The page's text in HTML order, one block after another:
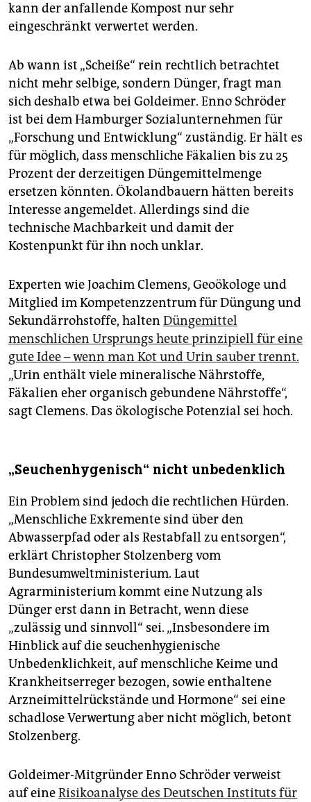
kann der anfallende Kompost nur sehr
eingeschränkt verwertet werden.
Ab wann ist „Scheiße“ rein rechtlich betrachtet
nicht mehr selbige, sondern Dünger, fragt man
sich deshalb etwa bei Goldeimer. Enno Schröder
ist bei dem Hamburger Sozialunternehmen für
„Forschung und Entwicklung“ zuständig. Er hält es
für möglich, dass menschliche Fäkalien bis zu 25
Prozent der derzeitigen Düngemittelmenge
ersetzen könnten. Ökolandbauern hätten bereits
Interesse angemeldet. Allerdings sind die
technische Machbarkeit und damit der
Kostenpunkt für ihn noch unklar.
Experten wie Joachim Clemens, Geoökologe und
Mitglied im Kompetenzzentrum für Düngung und
Sekundärrohstoffe, halten Düngemittel
menschlichen Ursprungs heute prinzipiell für eine
gute Idee – wenn man Kot und Urin sauber trennt.
„Urin enthält viele mineralische Nährstoffe,
Fäkalien eher organisch gebundene Nährstoffe“,
sagt Clemens. Das ökologische Potenzial sei hoch.
„Seuchenhygenisch“ nicht unbedenklich
Ein Problem sind jedoch die rechtlichen Hürden.
„Menschliche Exkremente sind über den
Abwasserpfad oder als Restabfall zu entsorgen“,
erklärt Christopher Stolzenberg vom
Bundesumweltministerium. Laut
Agrarministerium kommt eine Nutzung als
Dünger erst dann in Betracht, wenn diese
„zulässig und sinnvoll“ sei. „Insbesondere im
Hinblick auf die seuchenhygienische
Unbedenklichkeit, auf menschliche Keime und
Krankheitserreger bezogen, sowie enthaltene
Arzneimittelrückstände und Hormone“ sei eine
schadlose Verwertung aber nicht möglich, betont
Stolzenberg.
Goldeimer-Mitgründer Enno Schrö­­der verweist
auf eineRisikoanalyse des Deutschen Instituts für